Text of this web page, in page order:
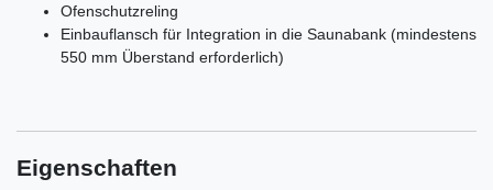
Ofenschutzreling
Einbauflansch für Integration in die Saunabank (mindestens
550 mm Überstand erforderlich)
Eigenschaften